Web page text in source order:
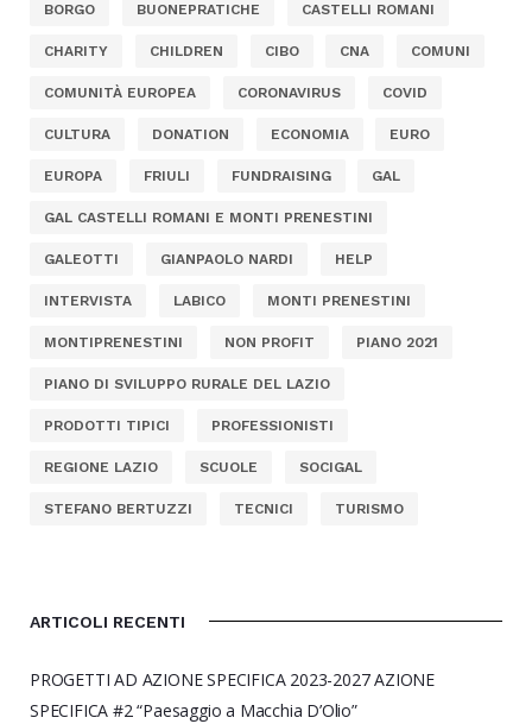
BORGO BUONEPRATICHE CASTELLI ROMANI
CHARITY CHILDREN CIBO CNA COMUNI
COMUNITÀ EUROPEA CORONAVIRUS COVID
CULTURA DONATION ECONOMIA EURO
EUROPA FRIULI FUNDRAISING GAL
GAL CASTELLI ROMANI E MONTI PRENESTINI
GALEOTTI GIANPAOLO NARDI HELP
INTERVISTA LABICO MONTI PRENESTINI
MONTIPRENESTINI NON PROFIT PIANO 2021
PIANO DI SVILUPPO RURALE DEL LAZIO
PRODOTTI TIPICI PROFESSIONISTI
REGIONE LAZIO SCUOLE SOCIGAL
STEFANO BERTUZZI TECNICI TURISMO
ARTICOLI RECENTI
PROGETTI AD AZIONE SPECIFICA 2023-2027 AZIONE
SPECIFICA #2 “Paesaggio a Macchia D’Olio”